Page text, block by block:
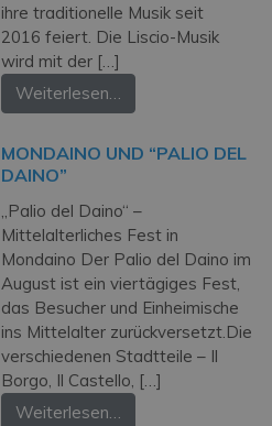
ihre traditionelle Musik seit
2016 feiert. Die Liscio-Musik
wird mit der […]
Weiterlesen…
MONDAINO UND “PALIO DEL
DAINO”
„Palio del Daino“ –
Mittelalterliches Fest in
Mondaino Der Palio del Daino im
August ist ein vier­tägiges Fest,
das Besucher und Einheimische
ins Mittelalter zurückversetzt.Die
verschiedenen Stadtteile – Il
Borgo, Il Castello, […]
Weiterlesen…